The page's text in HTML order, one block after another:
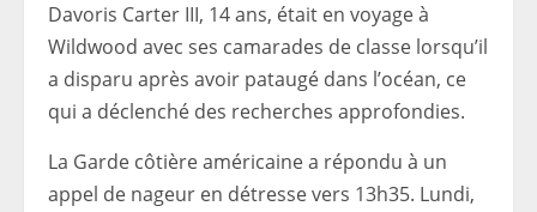
Davoris Carter III, 14 ans, était en voyage à
Wildwood avec ses camarades de classe lorsqu’il
a disparu après avoir pataugé dans l’océan, ce
qui a déclenché des recherches approfondies.
La Garde côtière américaine a répondu à un
appel de nageur en détresse vers 13h35. Lundi,